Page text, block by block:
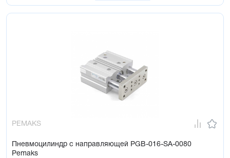
PEMAKS
Пневмоцилиндр с направляющей PGB-016-SA-0080
Pemaks